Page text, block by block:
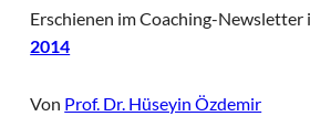
Erschienen im Coaching-Newsletter
2014
Von Prof. Dr. Hüseyin Özdemir